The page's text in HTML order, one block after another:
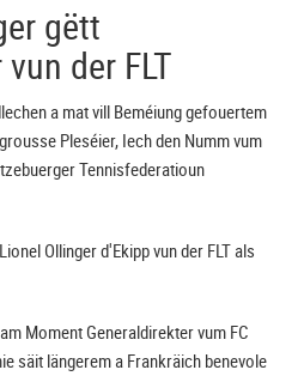
gëtt
der FLT
a mat vill Beméiung gefouertem
Pleséier, Iech den Numm vum
Tennisfederatioun
Ollinger d'Ekipp vun der FLT als
Moment Generaldirekter vum FC
säit längerem a Frankräich benevole